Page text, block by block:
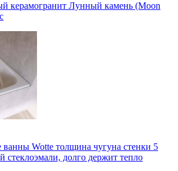
керамогранит Лунный камень (Moon
Wotte толщина чугуна стенки 5
стеклоэмали, долго держит тепло